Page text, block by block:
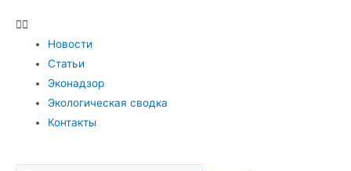
Новости
Статьи
Эконадзор
Экологическая сводка
Контакты